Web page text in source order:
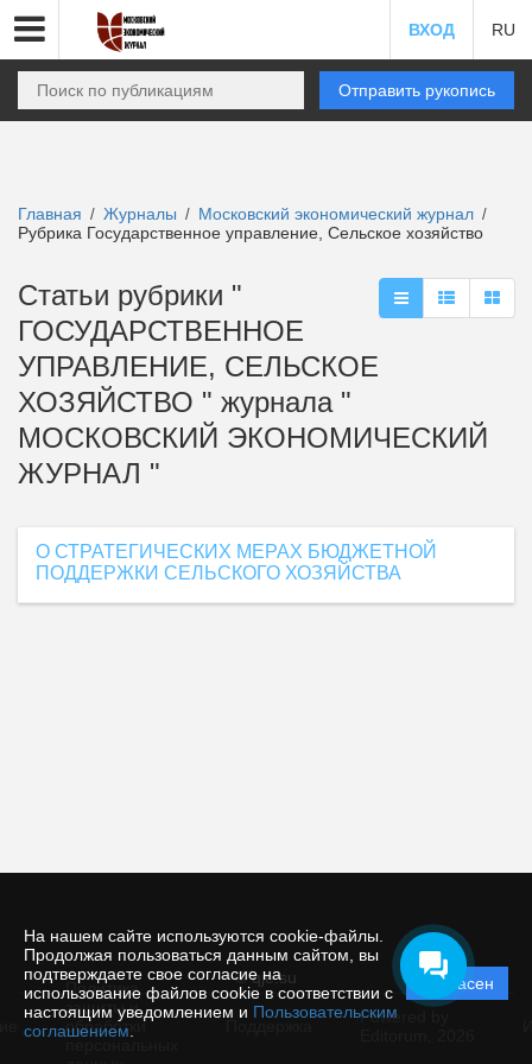
На нашем сайте используются cookie-файлы.
Продолжая пользоваться данным сайтом, вы
подтверждаете свое согласие на
использование файлов cookie в соответствии с
настоящим уведомлением и Пользовательским
соглашением
Согласен
ВХОД RU
Отправить рукопись
Главная / Журналы / Московский экономический журнал /
Рубрика Государственное управление, Сельское хозяйство
Статьи рубрики "
ГОСУДАРСТВЕННОЕ
УПРАВЛЕНИЕ, СЕЛЬСКОЕ
ХОЗЯЙСТВО " журнала "
МОСКОВСКИЙ ЭКОНОМИЧЕСКИЙ
ЖУРНАЛ "
О СТРАТЕГИЧЕСКИХ МЕРАХ БЮДЖЕТНОЙ
ПОДДЕРЖКИ СЕЛЬСКОГО ХОЗЯЙСТВА
© qje.su
Политика
защиты и
обработки
Powered by